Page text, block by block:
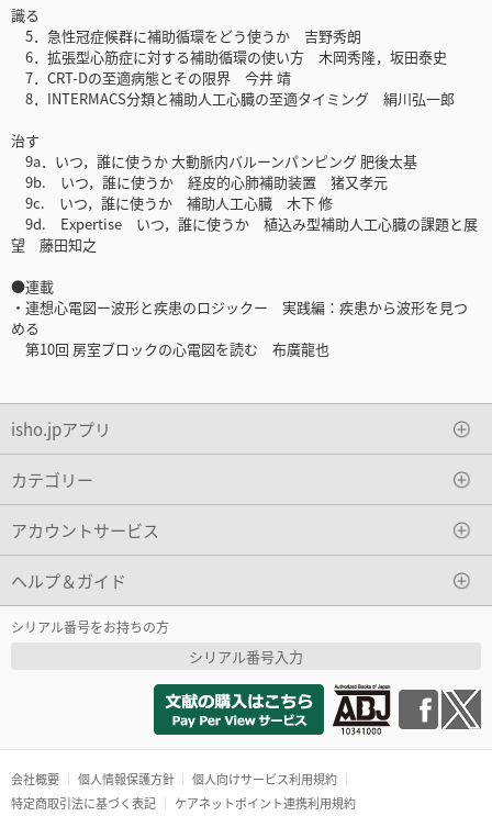
識る
5．急性冠症候群に補助循環をどう使うか 吉野秀朗
6．拡張型心筋症に対する補助循環の使い方 木岡秀隆，坂田泰史
7．CRT-Dの至適病態とその限界 今井 靖
8．INTERMACS分類と補助人工心臓の至適タイミング 絹川弘一郎
治す
9a．いつ，誰に使うか 大動脈内バルーンパンピング 肥後太基
9b. いつ，誰に使うか 経皮的心肺補助装置 猪又孝元
9c. いつ，誰に使うか 補助人工心臓 木下 修
9d. Expertise いつ，誰に使うか 植込み型補助人工心臓の課題と展
望 藤田知之
●連載
・連想心電図ー波形と疾患のロジックー 実践編：疾患から波形を見つ
める
第10回 房室ブロックの心電図を読む 布廣龍也
isho.jpアプリ
カテゴリー
アカウントサービス
ヘルプ＆ガイド
シリアル番号をお持ちの方
シリアル番号入力
会社概要 個人情報保護方針
個人向けサービス利用規約
特定商取引法に基づく表記
ケアネットポイント連携利用規約